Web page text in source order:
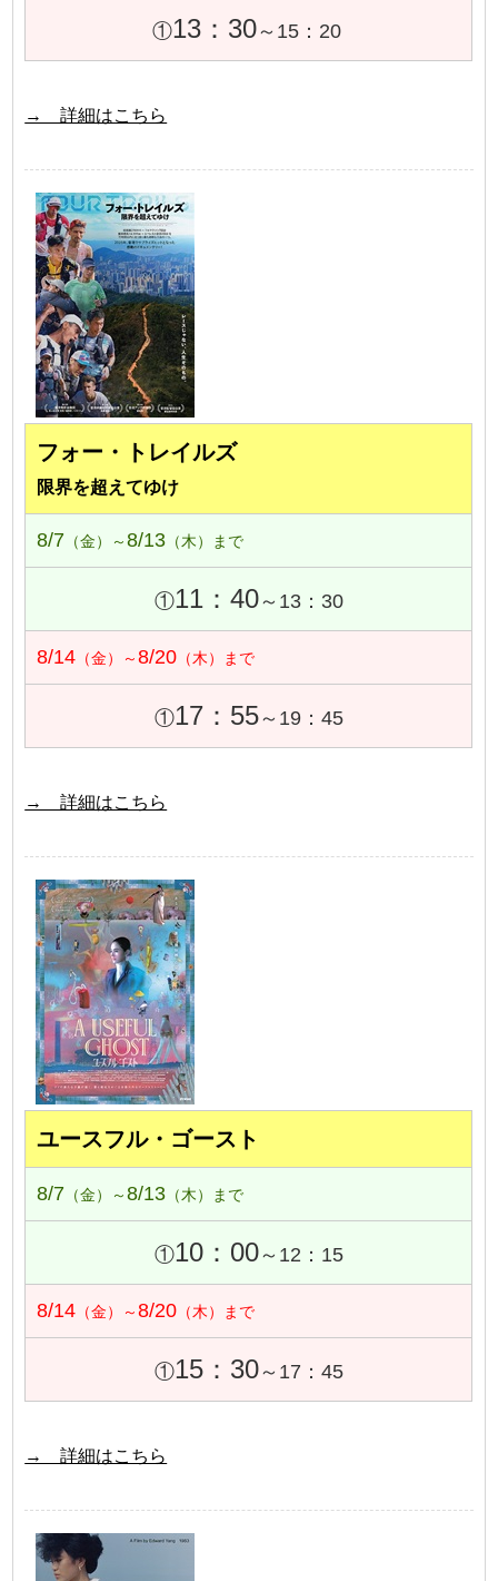
①13：30～15：20
→ 詳細はこちら
フォー・トレイルズ
限界を超えてゆけ
8/7 （金）～8/13 （木）まで
①11：40～13：30
8/14 （金）～8/20 （木）まで
①17：55～19：45
→ 詳細はこちら
ユースフル・ゴースト
8/7 （金）～8/13 （木）まで
①10：00～12：15
8/14 （金）～8/20 （木）まで
①15：30～17：45
→ 詳細はこちら